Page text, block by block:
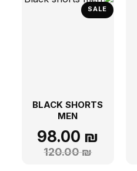
SALE
BLACK SHORTS
MEN
120.00₪
98.00 ₪